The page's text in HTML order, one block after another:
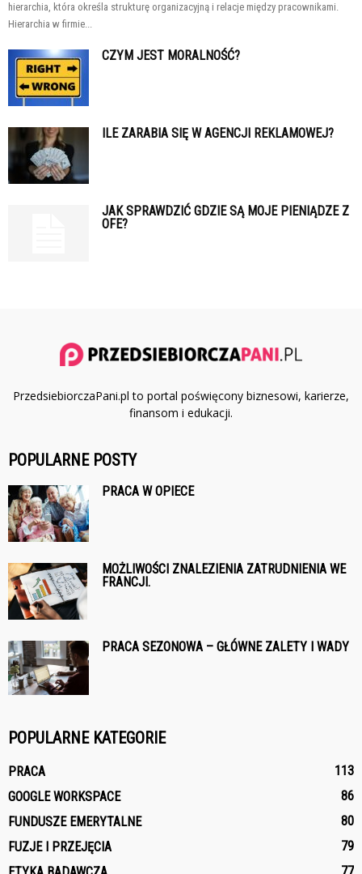
hierarchia, która określa strukturę organizacyjną i relacje między pracownikami.
Hierarchia w firmie...
CZYM JEST MORALNOŚĆ?
ILE ZARABIA SIĘ W AGENCJI REKLAMOWEJ?
JAK SPRAWDZIĆ GDZIE SĄ MOJE PIENIĄDZE Z
OFE?
PrzedsiebiorczaPani.pl to portal poświęcony biznesowi, karierze,
finansom i edukacji.
POPULARNE POSTY
PRACA W OPIECE
MOŻLIWOŚCI ZNALEZIENIA ZATRUDNIENIA WE
FRANCJI.
PRACA SEZONOWA – GŁÓWNE ZALETY I WADY
POPULARNE KATEGORIE
PRACA
113
GOOGLE WORKSPACE
86
FUNDUSZE EMERYTALNE
80
FUZJE I PRZEJĘCIA
79